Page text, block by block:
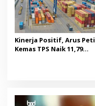
Kinerja Positif, Arus Peti
Kemas TPS Naik 11,79